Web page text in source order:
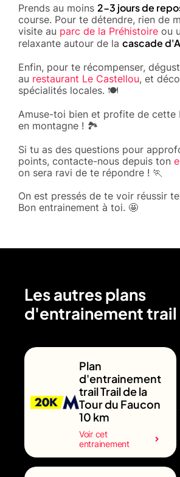
Prends au moins 2-3 jours de
course. Pour te détendre, rien de
visite au parc de la Préhistoire ou
relaxante autour de la cascade
Enfin, pour te récompenser,
au restaurant Le Castellou, et
spécialités locales. 🍽️
Amuse-toi bien et profite de cette
en montagne ! 🏞️
Si tu as des questions pour
points, contacte-nous depuis ton
on sera ravi de te répondre ! 🏃
On est pressés de te voir réussir
Bon entrainement à toi. 🤩
Les autres plans
d'entrainement trail
Plan
d'entrainement
trail Trail de la
Tour du Faucon
10 km
Voir cet
entrainement